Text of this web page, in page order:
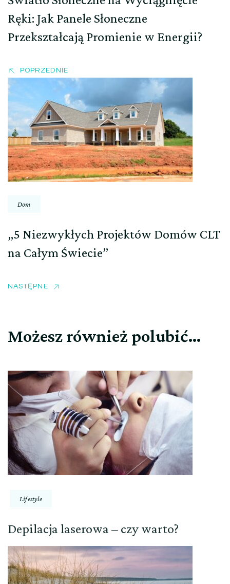
Ręki: Jak Panele Słoneczne
Przekształcają Promienie w Energii?
POPRZEDNIE
Dom
„5 Niezwykłych Projektów Domów CLT
na Całym Świecie”
NASTĘPNE
Możesz również polubić…
Lifestyle
Depilacja laserowa – czy warto?